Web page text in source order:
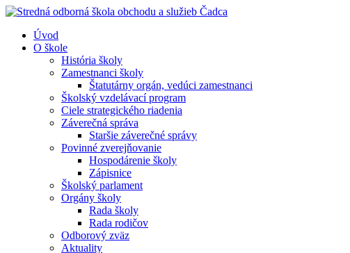
Úvod
O škole
História školy
Zamestnanci školy
Štatutárny orgán, vedúci zamestnanci
Školský vzdelávací program
Ciele strategického riadenia
Záverečná správa
Staršie záverečné správy
Povinné zverejňovanie
Hospodárenie školy
Zápisnice
Školský parlament
Orgány školy
Rada školy
Rada rodičov
Odborový zväz
Aktuality